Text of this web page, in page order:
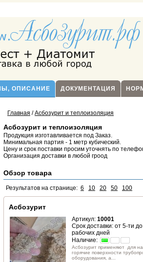
ОПИСАНИЕ ДОКУМЕНТАЦИЯ
Главная /Асбозурит и теплоизоляция
Асбозурит и теплоизоляция
Продукция изготавливается под Заказ.
Минимальная партия - 1 метр кубический.
Цену и срок поставки просим уточнять по
Организация доставки в любой гроод
Обзор товара
Результатов на странице: 6 10 20 50 100
Асбозурит
Артикул: 10001
Срок доставки: от 5-ти
рабочих дней
Наличие:
Асбозурит применяют для
горячие поверхности
оборудования, а...